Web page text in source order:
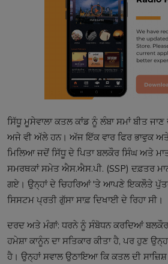
ਸਿੱਧੂ ਮੂਸੇਵਾਲਾ ਕਤਲ ਕਾਂਡ ਨੂੰ ਲੰਬਾ ਸਮਾਂ ਬੀਤ
ਅਜੇ ਵੀ ਅੱਲੇ ਹਨ। ਅੱਜ ਇੱਕ ਵਾਰ ਫਿਰ ਭਾਵੁਕ
ਮਿਲਿਆ ਜਦੋਂ ਸਿੱਧੂ ਦੇ ਪਿਤਾ ਬਲਕੌਰ ਸਿੰਘ ਅਤੇ
ਸਮਰਥਕਾਂ ਸਮੇਤ ਐਸ.ਐਸ.ਪੀ. (SSP) ਦਫ਼ਤਰ
ਗਏ। ਉਨ੍ਹਾਂ ਦੇ ਚਿਹਰਿਆਂ 'ਤੇ ਆਪਣੇ ਇਕਲੌਤੇ
ਸਿਸਟਮ ਪ੍ਰਤੀ ਗੁੱਸਾ ਸਾਫ਼ ਦਿਖਾਈ ਦੇ ਰਿਹਾ ਸੀ।
ਦਰਦ ਅਤੇ ਮੰਗਾਂ: ਧਰਨੇ ਨੂੰ ਸੰਬੋਧਨ ਕਰਦਿਆਂ ਬਲਕੌਰ
ਹਮੇਸ਼ਾ ਕਾਨੂੰਨ ਦਾ ਸਤਿਕਾਰ ਕੀਤਾ ਹੈ, ਪਰ ਹੁਣ
ਹੈ। ਉਨ੍ਹਾਂ ਸਵਾਲ ਉਠਾਇਆ ਕਿ ਕਤਲ ਦੀ